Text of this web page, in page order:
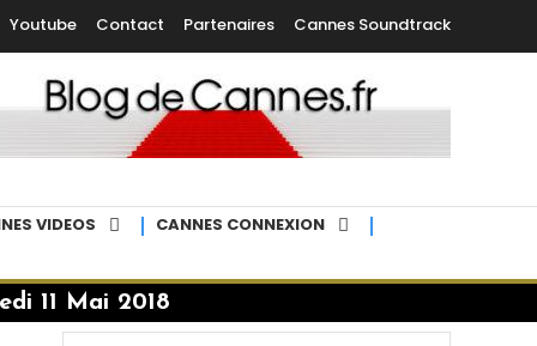
Youtube Contact Partenaires Cannes Soundtrack
VIDEOS CANNES CONNEXION
11 Mai 2018